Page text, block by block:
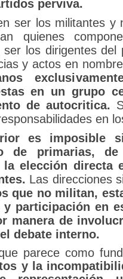
perviva.
ser los militantes y
quienes
ser los dirigentes del
y actos en
en un grupo
de autocritica.
en
es imposible
de primarias,
elección directa
Las direcciones
que no militan,
y participación en
manera de
debate interno.
parece como
y la